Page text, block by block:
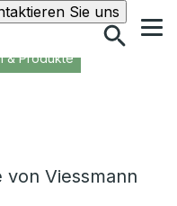
Sie unsSuche
& Produkte
Viessmann